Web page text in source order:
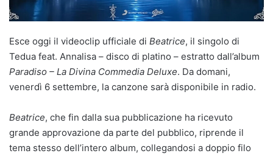
Esce oggi il videoclip ufficiale di Beatrice, il singolo di
Tedua feat. Annalisa – disco di platino – estratto dall’album
Paradiso – La Divina Commedia Deluxe. Da domani,
venerdì 6 settembre, la canzone sarà disponibile in radio.
Beatrice, che fin dalla sua pubblicazione ha ricevuto
grande approvazione da parte del pubblico, riprende il
tema stesso dell’intero album, collegandosi a doppio filo